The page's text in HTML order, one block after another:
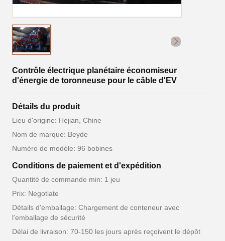
Contrôle électrique planétaire économiseur
d'énergie de toronneuse pour le câble d'EV
Détails du produit
Lieu d'origine: Hejian, Chine
Nom de marque: Beyde
Numéro de modèle: 96 bobines
Conditions de paiement et d'expédition
Quantité de commande min: 1 jeu
Prix: Negotiate
Détails d'emballage: Chargement de conteneur avec
l'emballage de sécurité
Délai de livraison: 70-150 les jours après reçoivent le dépôt